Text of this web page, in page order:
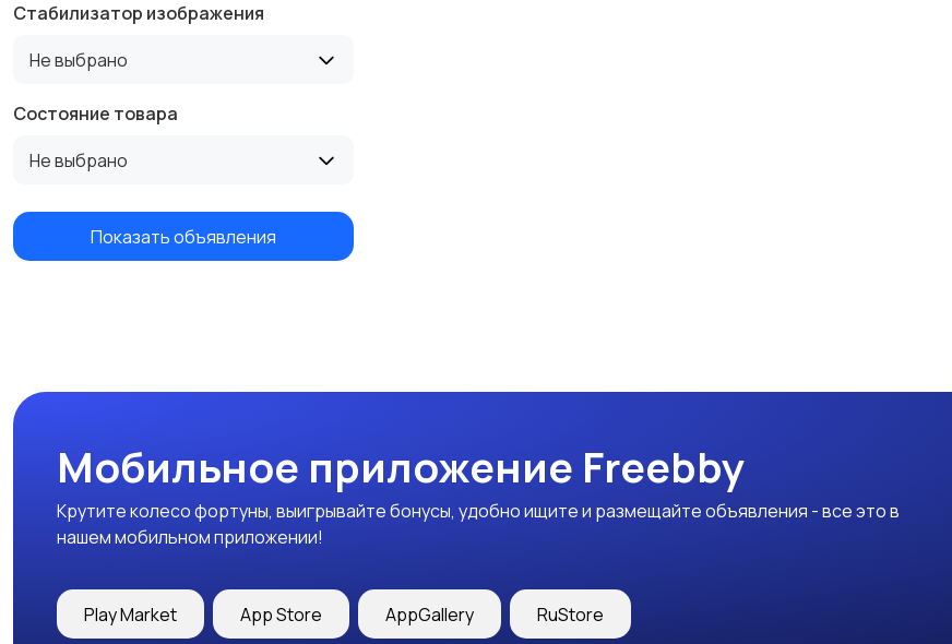
Стабилизатор изображения
Не выбрано
Состояние товара
Не выбрано
Показать объявления
Мобильное приложение Freebby
Крутите колесо фортуны, выигрывайте бонусы, удобно ищите и размещайте объявления - все это в
нашем мобильном приложении!
Play Market App Store AppGallery RuStore